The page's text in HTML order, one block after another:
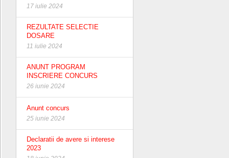
17 iulie 2024
REZULTATE SELECTIE
DOSARE
11 iulie 2024
ANUNT PROGRAM
INSCRIERE CONCURS
26 iunie 2024
Anunt concurs
25 iunie 2024
Declaratii de avere si interese
2023